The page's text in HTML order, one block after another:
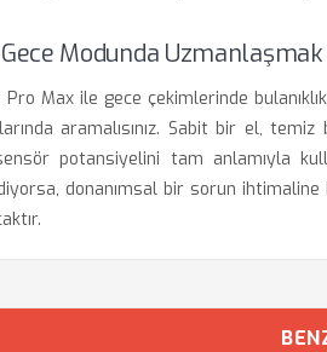
Modunda Uzmanlaşmak
Pro Max ile gece çekimlerinde
aramalısınız. Sabit bir el,
potansiyelini tam anlamıyla
donanımsal bir sorun ihtimaline